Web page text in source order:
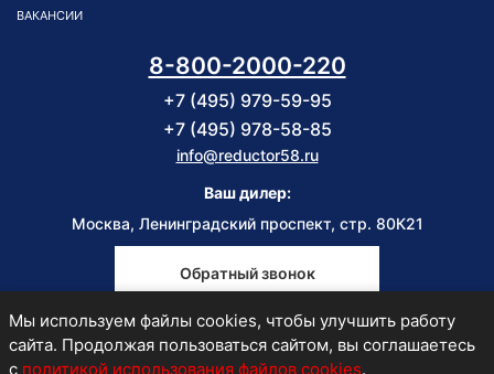
ВАКАНСИИ
8-800-2000-220
+7 (495) 979-59-95
+7 (495) 978-58-85
info@reductor58.ru
Ваш дилер:
Москва, Ленинградский проспект, стр. 80К21
Обратный звонок
Пн-Пт
9:00-18:00
Мы используем файлы cookies, чтобы улучшить работу
сайта. Продолжая пользоваться сайтом, вы соглашаетесь
с политикой использования файлов cookies.